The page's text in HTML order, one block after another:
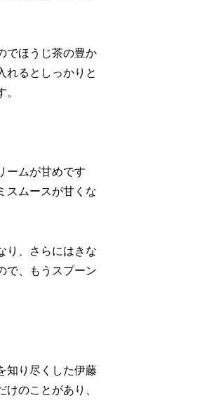
でほうじ茶の豊か
れるとしっかりと
ームが甘めです
スムースが甘くな
り、さらにはきな
で、もうスプーン
知り尽くした伊藤
けのことがあり、